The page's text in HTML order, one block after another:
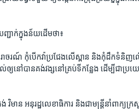
ជាក់​ក្នុង​ន័យ​ដើម​ថា៖
ាចរណ៍​ កុំ​បើក​វ៉ា​ប្រជែង​លើ​ស្ពាន​ និង​កុំ​ដឹក​ទំនិញ​
យ​នៅ​បាន​គង់​វង្ស​នៅ​គ្រប់​ទីកន្លែង​ ដើម្បី​ជា​ប្រ​
ាន​ អនុ​រដ្ឋ​លេខាធិការ​ និង​ជា​មន្ត្រី​នាំ​ពាក្យ​ក្